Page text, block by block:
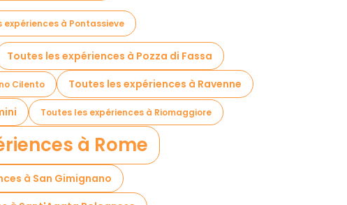
expériences à Pontassieve
Toutes les expériences à Pozza di Fassa
Cilento Toutes les expériences à Ravenne
Toutes les expériences à Riomaggiore
à Rome
à San Gimignano